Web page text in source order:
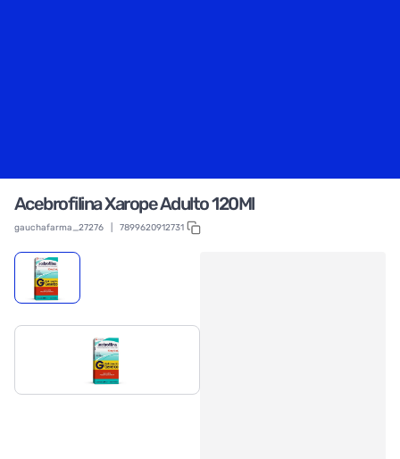
Acebrofilina Xarope Adulto 120Ml
gauchafarma_27276 7899620912731